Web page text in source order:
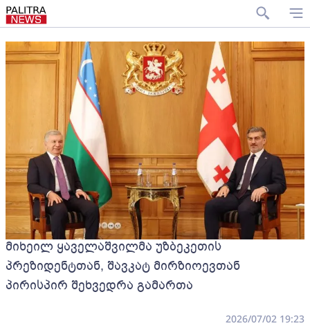
მიხეილ ყაველაშვილმა უზბეკეთის
პრეზიდენტთან, შავკატ მირზიოევთან
პირისპირ შეხვედრა გამართა
2026/07/02 19:23